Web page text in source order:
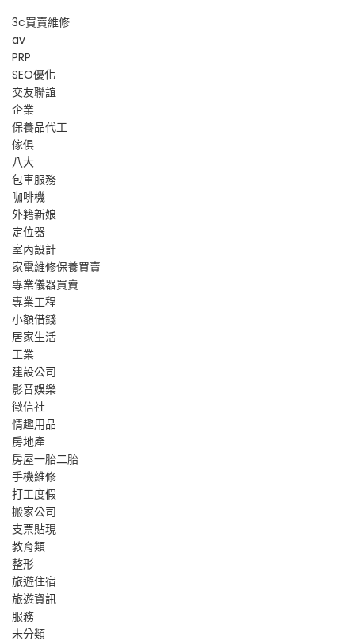
3c買賣維修
av
PRP
SEO優化
交友聯誼
企業
保養品代工
傢俱
八大
包車服務
咖啡機
外籍新娘
定位器
室內設計
家電維修保養買賣
專業儀器買賣
專業工程
小額借錢
居家生活
工業
建設公司
影音娛樂
徵信社
情趣用品
房地產
房屋一胎二胎
手機維修
打工度假
搬家公司
支票貼現
教育類
整形
旅遊住宿
旅遊資訊
服務
未分類